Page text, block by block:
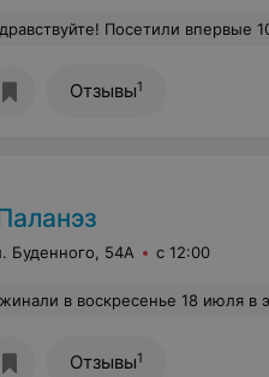
Посетили впервые 10.12.2022. Конечно, решили сравнить с известным фастфудом. С
Отзывы1
Буденного, 54А с 12:00
18 июля в этом кафе. Кроме нас там были 2 (если не ошибаюсь) банкета. И администратор, и официантка честно предупредили,что кухня справиться через мин 40 после заказа. мы согласились,
Отзывы1